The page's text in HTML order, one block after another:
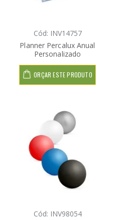
Cód: INV14757
Planner Percalux Anual
Personalizado
ORÇAR ESTE PRODUTO
Cód: INV98054